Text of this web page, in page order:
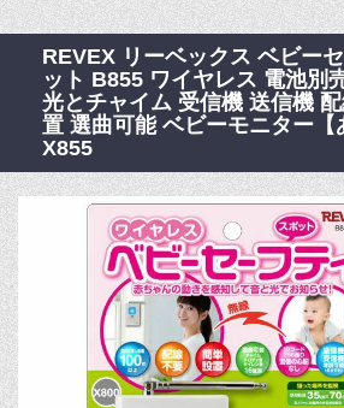
REVEX リーベックス ベビー
ット B855 ワイヤレス 電池別
光とチャイム 受信機 送信機
置 選曲可能 ベビーモニター【
X855